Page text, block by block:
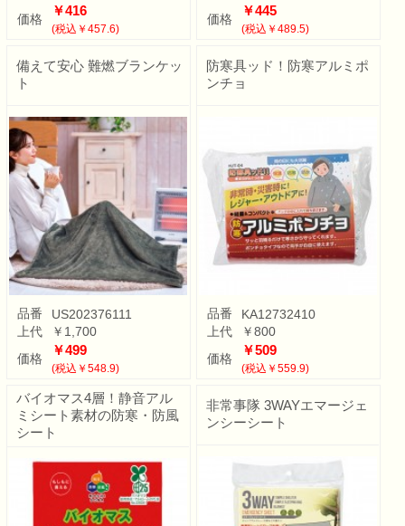
価格
￥416
(税込￥457.6)
価格
￥445
(税込￥489.5)
備えて安心 難燃ブランケッ
ト
品番
US202376111
上代
￥1,700
価格
￥499
(税込￥548.9)
防寒具ッド！防寒アルミポ
ンチョ
品番
KA12732410
上代
￥800
価格
￥509
(税込￥559.9)
バイオマス4層！静音アル
ミシート素材の防寒・防風
シート
非常事隊 3WAYエマージェ
ンシーシート